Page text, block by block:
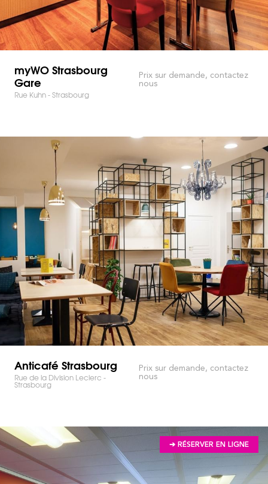
myWO Strasbourg
Gare
Rue Kuhn - Strasbourg
Prix sur demande, contactez
nous
Anticafé Strasbourg
Rue de la Division Leclerc -
Strasbourg
Prix sur demande, contactez
nous
➔ RÉSERVER EN LIGNE